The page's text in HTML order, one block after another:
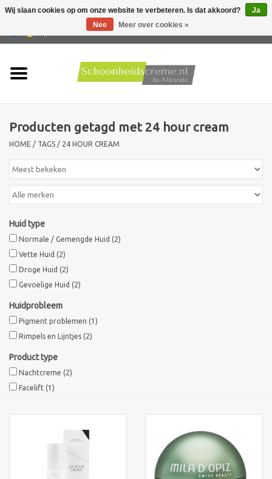
Producten
Huidproblemen
Mannen verzorging
Acties
Nieuw !!
Mila d'Opiz
Bernard cassiere
Producten getagd met 24 hour cream
HOME / TAGS / 24 HOUR CREAM
Huid type
Normale / Gemengde Huid (2)
Vette Huid (2)
Droge Huid (2)
Gevoelige Huid (2)
Huidprobleem
Pigment problemen (1)
Rimpels en Lijntjes (2)
Product type
Nachtcreme (2)
Facelift (1)
Wij slaan cookies op om onze website te verbeteren. Is dat akkoord?
Ja
Nee
Meer over cookies »